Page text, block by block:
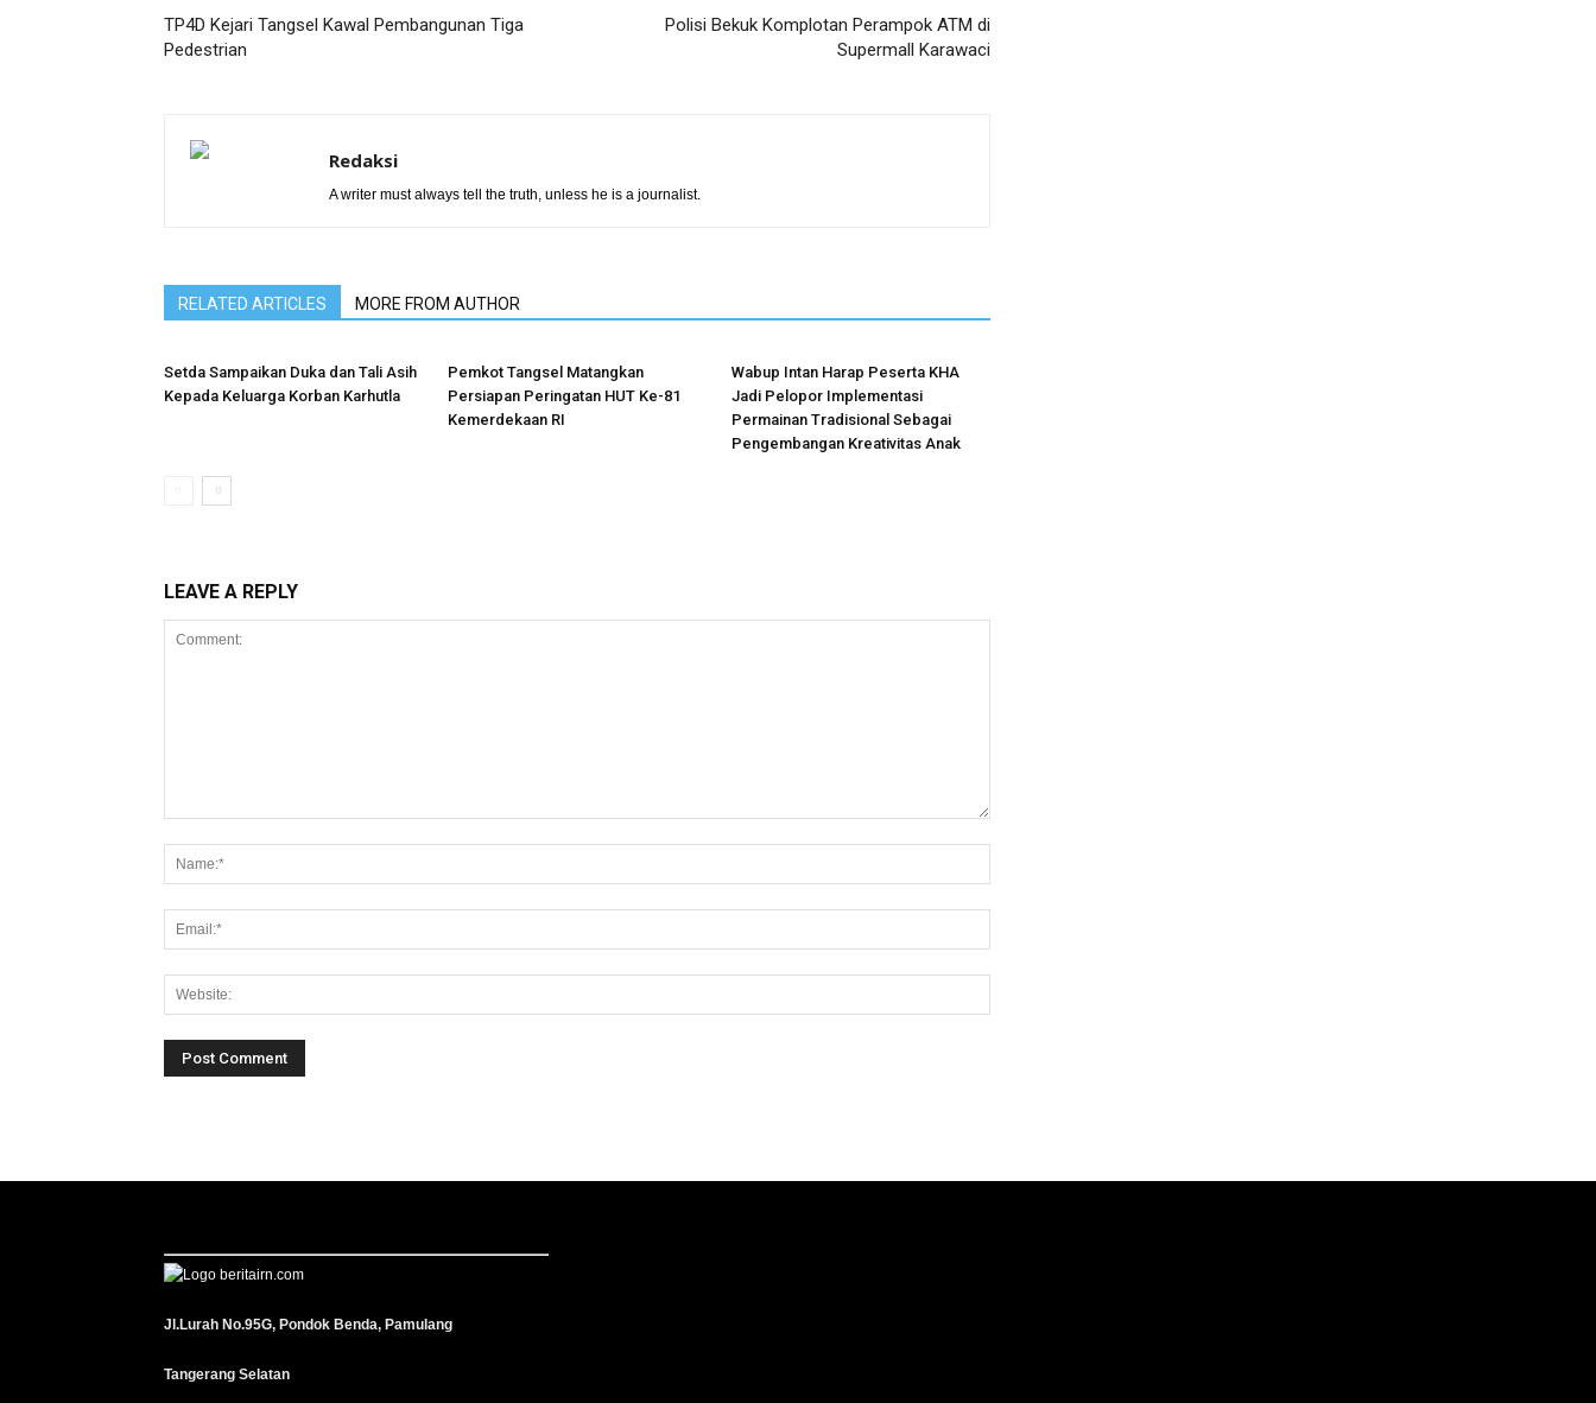
TP4D Kejari Tangsel Kawal Pembangunan Tiga
Pedestrian
Polisi Bekuk Komplotan Perampok ATM di
Supermall Karawaci
Redaksi
A writer must always tell the truth, unless he is a journalist.
RELATED ARTICLES MORE FROM AUTHOR
Setda Sampaikan Duka dan Tali Asih
Kepada Keluarga Korban Karhutla
Pemkot Tangsel Matangkan
Persiapan Peringatan HUT Ke-81
Kemerdekaan RI
Wabup Intan Harap Peserta KHA
Jadi Pelopor Implementasi
Permainan Tradisional Sebagai
Pengembangan Kreativitas Anak
LEAVE A REPLY
Jl.Lurah No.95G, Pondok Benda, Pamulang
Tangerang Selatan